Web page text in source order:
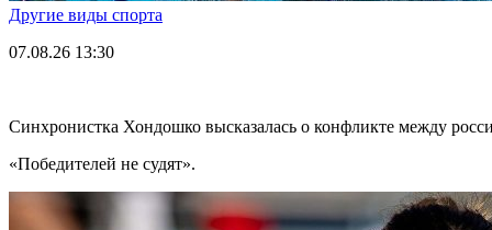
Другие виды спорта
07.08.26 13:30
Синхронистка Хондошко высказалась о конфликте между
«Победителей не судят».